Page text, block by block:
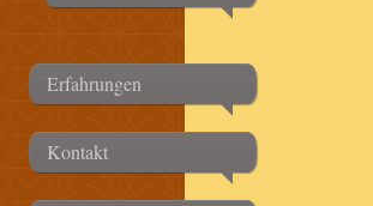
Erfahrungen
Kontakt